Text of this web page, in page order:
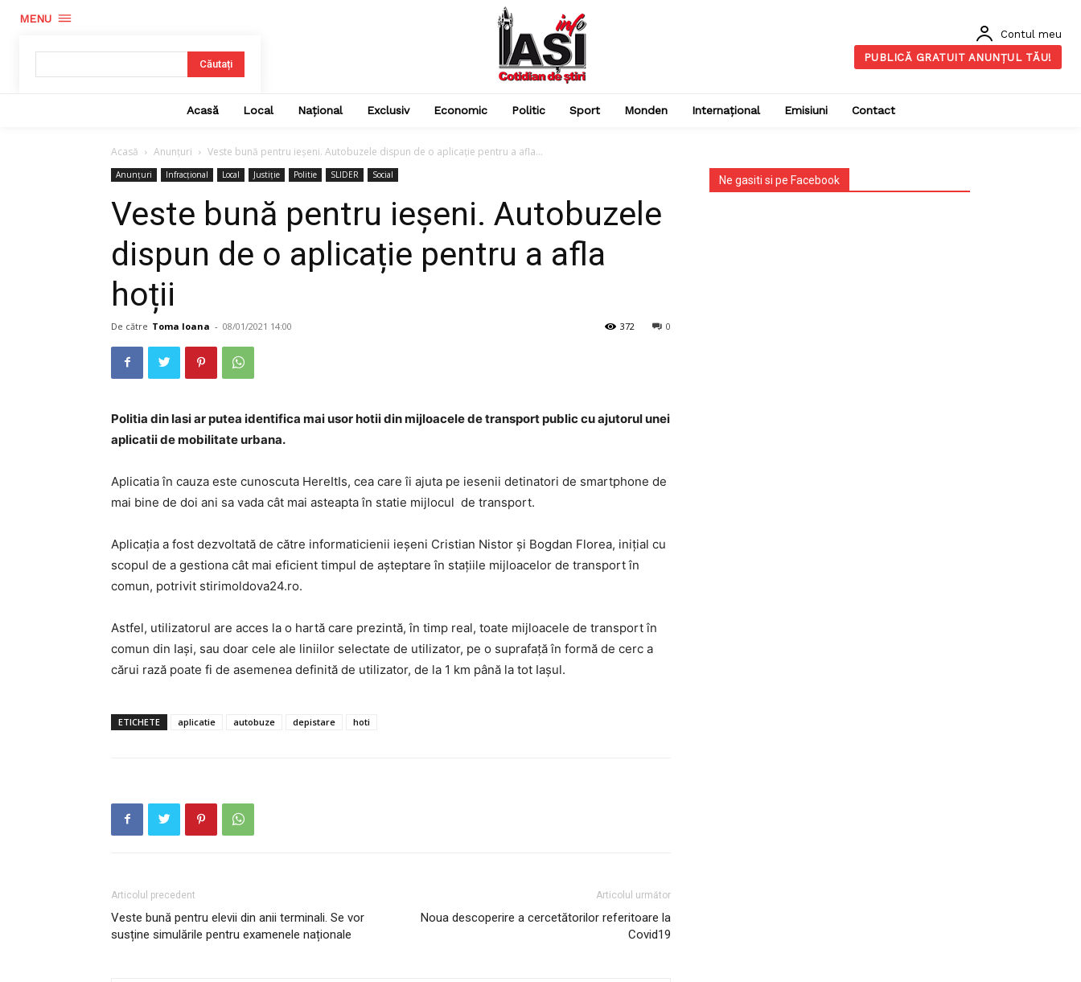
INFO IAȘI
MENU
Căutați
Contul meu
PUBLICĂ GRATUIT ANUNȚUL TĂU!
Acasă Local Național Exclusiv Economic Politic Sport Monden Internațional Emisiuni Contact
Acasă Anunțuri Veste bună pentru ieșeni. Autobuzele dispun de o aplicație pentru a afla...
Anunțuri Infracțional Local Justiție Politie SLIDER Social
Veste bună pentru ieșeni. Autobuzele
dispun de o aplicație pentru a afla
hoții
De către Toma Ioana - 08/01/2021 14:00 0
372
Politia din Iasi ar putea identifica mai usor hotii din mijloacele de transport public cu ajutorul unei
aplicatii de mobilitate urbana.
Aplicatia în cauza este cunoscuta HereItIs, cea care îi ajuta pe iesenii detinatori de smartphone de
mai bine de doi ani sa vada cât mai asteapta în statie mijlocul de transport.
Aplicaţia a fost dezvoltată de către informaticienii ieşeni Cristian Nistor şi Bogdan Florea, iniţial cu
scopul de a gestiona cât mai eficient timpul de aşteptare în staţiile mijloacelor de transport în
comun, potrivit stirimoldova24.ro.
Astfel, utilizatorul are acces la o hartă care prezintă, în timp real, toate mijloacele de transport în
comun din Iaşi, sau doar cele ale liniilor selectate de utilizator, pe o suprafaţă în formă de cerc a
cărui rază poate fi de asemenea definită de utilizator, de la 1 km până la tot Iaşul.
ETICHETE aplicatie autobuze depistare hoti
Articolul precedent
Veste bună pentru elevii din anii terminali. Se vor
susține simulările pentru examenele naționale
Articolul următor
Noua descoperire a cercetătorilor referitoare la
Covid19
Ne gasiti si pe Facebook